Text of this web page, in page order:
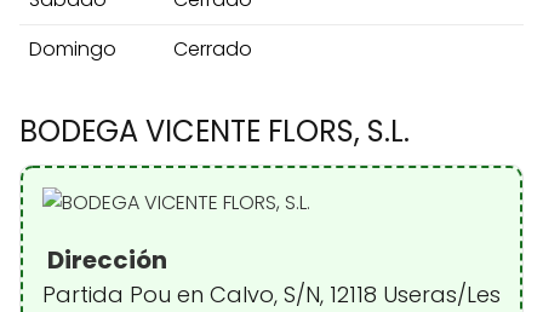
Domingo
Cerrado
BODEGA VICENTE FLORS, S.L.
Dirección
Partida Pou en Calvo, S/N, 12118 Useras/Les